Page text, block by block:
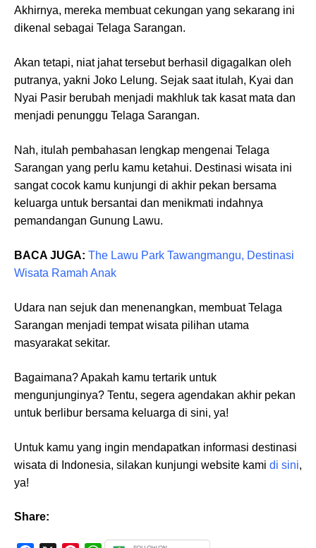
Akhirnya, mereka membuat cekungan yang sekarang ini
dikenal sebagai Telaga Sarangan.
Akan tetapi, niat jahat tersebut berhasil digagalkan oleh
putranya, yakni Joko Lelung. Sejak saat itulah, Kyai dan
Nyai Pasir berubah menjadi makhluk tak kasat mata dan
menjadi penunggu Telaga Sarangan.
Nah, itulah pembahasan lengkap mengenai Telaga
Sarangan yang perlu kamu ketahui. Destinasi wisata ini
sangat cocok kamu kunjungi di akhir pekan bersama
keluarga untuk bersantai dan menikmati indahnya
pemandangan Gunung Lawu.
BACA JUGA: The Lawu Park Tawangmangu, Destinasi
Wisata Ramah Anak
Udara nan sejuk dan menenangkan, membuat Telaga
Sarangan menjadi tempat wisata pilihan utama
masyarakat sekitar.
Bagaimana? Apakah kamu tertarik untuk
mengunjunginya? Tentu, segera agendakan akhir pekan
untuk berlibur bersama keluarga di sini, ya!
Untuk kamu yang ingin mendapatkan informasi destinasi
wisata di Indonesia, silakan kunjungi website kami di sini,
ya!
Share: